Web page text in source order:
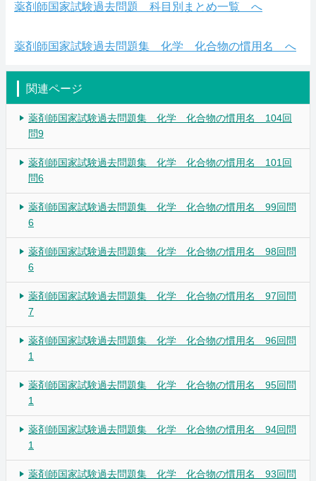
薬剤師国家試験過去問題 科目別まとめ一覧 へ
薬剤師国家試験過去問題集 化学 化合物の慣用名 へ
関連ページ
薬剤師国家試験過去問題集 化学 化合物の慣用名 104回
問9
薬剤師国家試験過去問題集 化学 化合物の慣用名 101回
問6
薬剤師国家試験過去問題集 化学 化合物の慣用名 99回問
6
薬剤師国家試験過去問題集 化学 化合物の慣用名 98回問
6
薬剤師国家試験過去問題集 化学 化合物の慣用名 97回問
7
薬剤師国家試験過去問題集 化学 化合物の慣用名 96回問
1
薬剤師国家試験過去問題集 化学 化合物の慣用名 95回問
1
薬剤師国家試験過去問題集 化学 化合物の慣用名 94回問
1
薬剤師国家試験過去問題集 化学 化合物の慣用名 93回問